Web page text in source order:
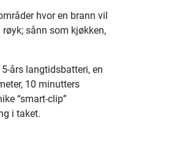
hvor en brann vil
sånn som kjøkken,
års langtidsbatteri, en
10 minutters
“smart-clip”
i taket.